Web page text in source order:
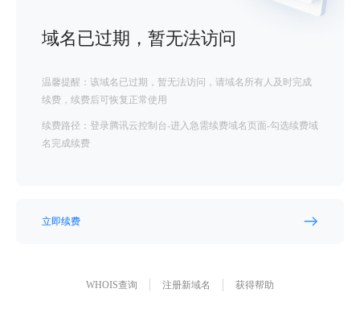
域名已过期，暂无法访问
温馨提醒：该域名已过期，暂无法访问，请域名所有人及时完成
续费，续费后可恢复正常使用
续费路径：登录腾讯云控制台-进入急需续费域名页面-勾选续费域
名完成续费
立即续费
WHOIS查询 注册新域名 获得帮助